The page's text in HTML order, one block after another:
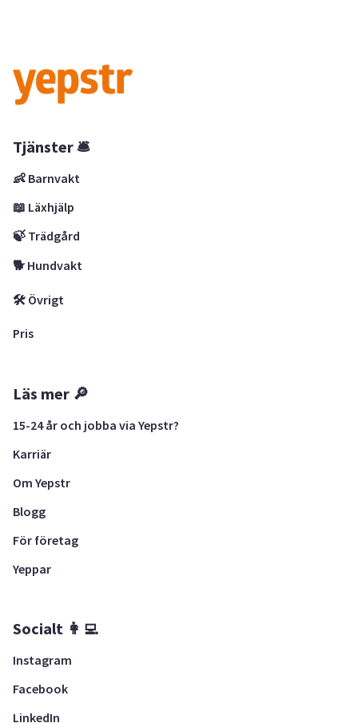
Tjänster 🛎
👶 Barnvakt
📖 Läxhjälp
🍃 Trädgård
🐕 Hundvakt
🛠 Övrigt
Pris
Läs mer 🔎
15-24 år och jobba via Yepstr?
Karriär
Om Yepstr
Blogg
För företag
Yeppar
Socialt 👩‍💻
Instagram
Facebook
LinkedIn